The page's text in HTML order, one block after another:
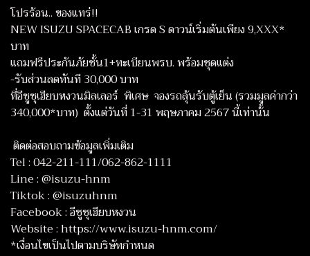
โปรร้อน.. ของแทร่!!
NEW ISUZU SPACECAB เกรด S ดาวน์เริ่มต้นเพียง 9,XXX*
บาท
แถมฟรีประกันภัยชั้น1+ทะเบียนพรบ. พร้อมชุดแต่ง
-รับส่วนลดทันที 30,000 บาท
ที่อีซูซุเฮียบหงวนมิลเลอร์ พิเศษ จองรถลุ้นรับตู้เย็น (รวมมูลค่ากว่า
340,000*บาท) ตั้งแต่วันที่ 1-31 พฤษภาคม 2567 นี้เท่านั้น
​ ติดต่อสอบถามข้อมูลเพิ่มเติม
Tel : 042-211-111/062-862-1111
Line : @isuzu-hnm
Tiktok : @isuzuhnm
Facebook : อีซูซุเฮียบหงวน
Website : https://www.isuzu-hnm.com/
*เงื่อนไขเป็นไปตามบริษัทกำหนด